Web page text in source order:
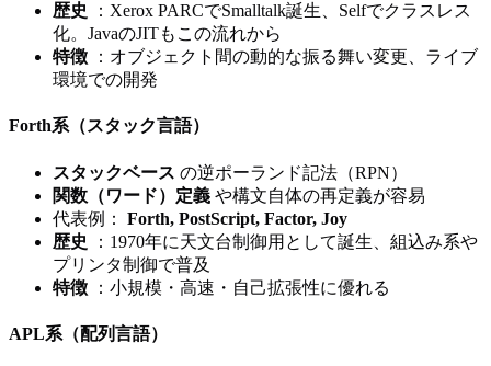
歴史
：Xerox PARCでSmalltalk誕生、Selfでクラスレス
化。JavaのJITもこの流れから
特徴 ：オブジェクト間の動的な振る舞い変更、ライブ
環境での開発
Forth系（スタック言語）
スタックベース の逆ポーランド記法（RPN）
関数（ワード）定義 や構文自体の再定義が容易
代表例： Forth, PostScript, Factor, Joy
歴史
：1970年に天文台制御用として誕生、組込み系や
プリンタ制御で普及
特徴 ：小規模・高速・自己拡張性に優れる
APL系（配列言語）